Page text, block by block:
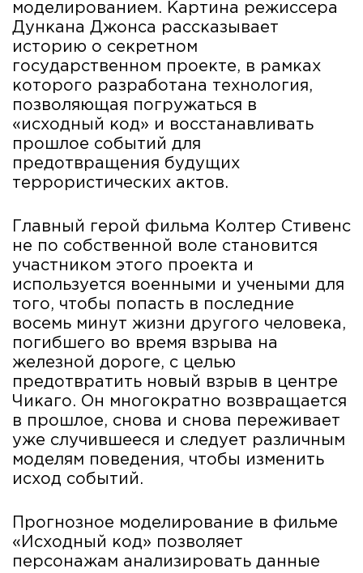
моделированием. Картина режиссера
Дункана Джонса рассказывает
историю о секретном
государственном проекте, в рамках
которого разработана технология,
позволяющая погружаться в
«исходный код» и восстанавливать
прошлое событий для
предотвращения будущих
террористических актов.
Главный герой фильма Колтер Стивенс
не по собственной воле становится
участником этого проекта и
используется военными и учеными для
того, чтобы попасть в последние
восемь минут жизни другого человека,
погибшего во время взрыва на
железной дороге, с целью
предотвратить новый взрыв в центре
Чикаго. Он многократно возвращается
в прошлое, снова и снова переживает
уже случившееся и следует различным
моделям поведения, чтобы изменить
исход событий.
Прогнозное моделирование в фильме
«Исходный код» позволяет
персонажам анализировать данные